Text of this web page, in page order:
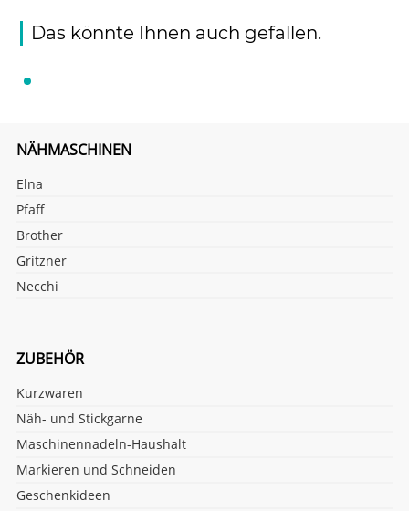
Das könnte Ihnen auch gefallen.
NÄHMASCHINEN
Elna
Pfaff
Brother
Gritzner
Necchi
ZUBEHÖR
Kurzwaren
Näh- und Stickgarne
Maschinennadeln-Haushalt
Markieren und Schneiden
Geschenkideen